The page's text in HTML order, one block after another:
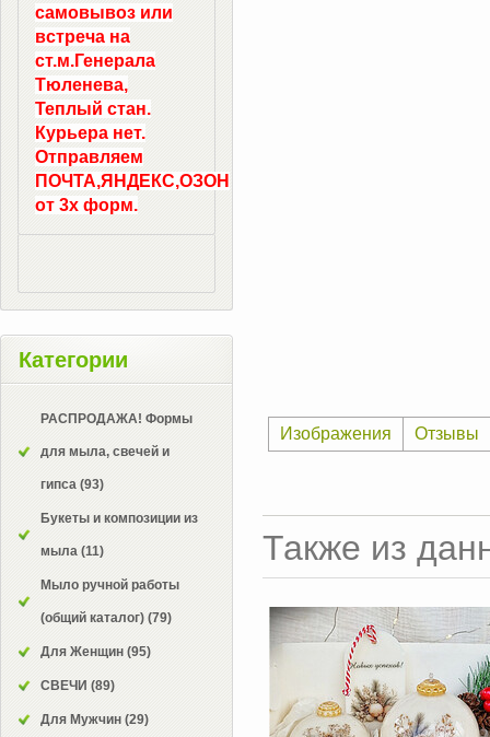
Изображения Отзывы
Также из
самовывоз или
встреча на
ст.м.Генерала
Тюленева,
Теплый стан.
Курьера нет.
Отправляем
ПОЧТА,ЯНДЕКС,ОЗОН
от 3х форм.
Категории
РАСПРОДАЖА! Формы
для мыла, свечей и
гипса (93)
Букеты и композиции из
мыла (11)
Мыло ручной работы
(общий каталог) (79)
Для Женщин (95)
СВЕЧИ (89)
Для Мужчин (29)